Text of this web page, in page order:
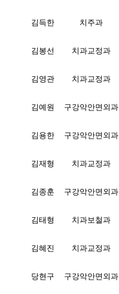
김득한 치주과
김봉선 치과교정과
김영관 치과교정과
김예원 구강악안면외과
김용한 구강악안면외과
김재형 치과교정과
김종훈 구강악안면외과
김태형 치과보철과
김혜진 치과교정과
당현구 구강악안면외과